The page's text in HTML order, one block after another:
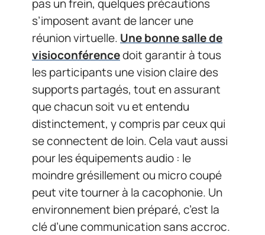
pas un frein, quelques précautions
s’imposent avant de lancer une
réunion virtuelle. Une bonne salle de
visioconférencedoit garantir à tous
les participants une vision claire des
supports partagés, tout en assurant
que chacun soit vu et entendu
distinctement, y compris par ceux qui
se connectent de loin. Cela vaut aussi
pour les équipements audio : le
moindre grésillement ou micro coupé
peut vite tourner à la cacophonie. Un
environnement bien préparé, c’est la
clé d’une communication sans accroc.